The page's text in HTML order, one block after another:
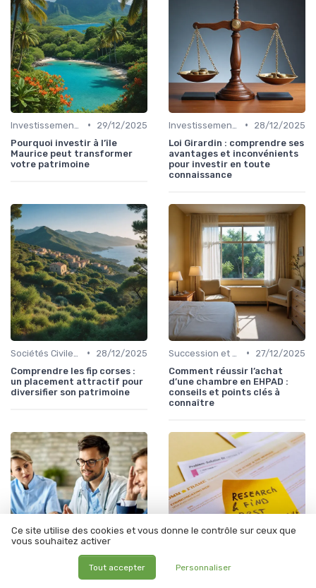
•
29/12/2025
Pourquoi investir à l’île
Maurice peut transformer
votre patrimoine
•
28/12/2025
Loi Girardin : comprendre ses
avantages et inconvénients
pour investir en toute
connaissance
•
28/12/2025
Comprendre les fip corses :
un placement attractif pour
diversifier son patrimoine
•
27/12/2025
Comment réussir l’achat
d’une chambre en EHPAD :
conseils et points clés à
connaître
• 27/12/2025
Ce site utilise des cookies et vous donne le contrôle sur ceux que
vous souhaitez activer
Tout accepter Personnaliser